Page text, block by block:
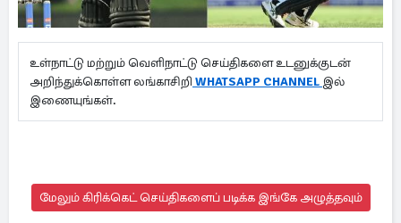
உள்நாட்டு மற்றும் வெளிநாட்டு செய்திகளை உடனுக்குடன்
அறிந்துக்கொள்ள லங்காசிறி WHATSAPP CHANNEL இல்
இணையுங்கள்.
மேலும் கிரிக்கெட் செய்திகளைப் படிக்க இங்கே அழுத்தவும்